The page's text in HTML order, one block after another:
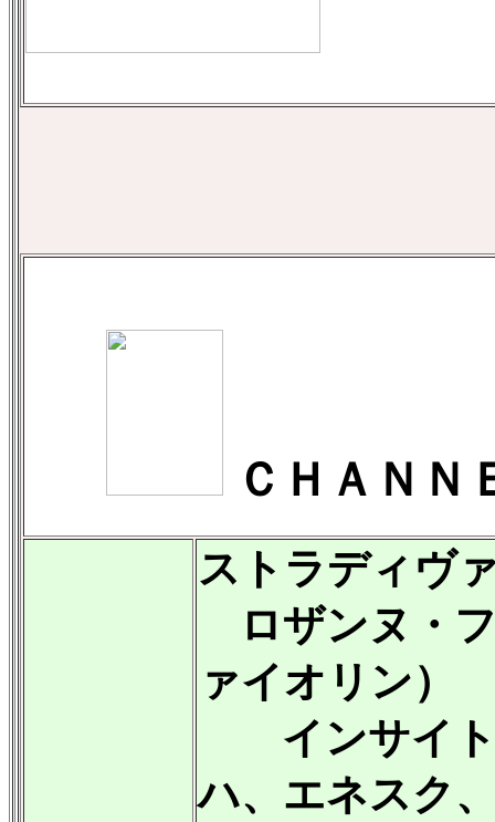
ＣＨＡＮ
ストラディヴ
ロザンヌ・
ァイオリン）
インサイト
ハ、エネスク